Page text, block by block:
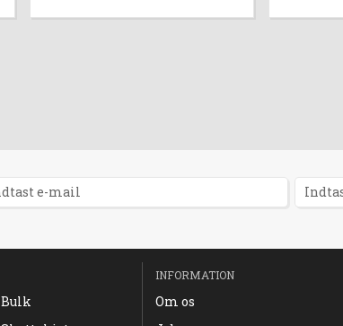
Bulk
INFORMATION
Om os